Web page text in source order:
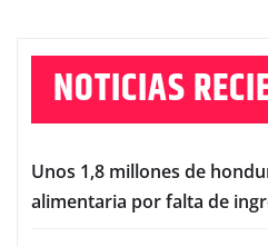
NOTICIAS
Unos 1,8 millones de
alimentaria por falta de